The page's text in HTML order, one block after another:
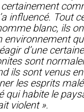
influencé. Tout
blanc, ils
environnement
d’une
sont
ils sont venus
les esprits
qui habite le
violent ».